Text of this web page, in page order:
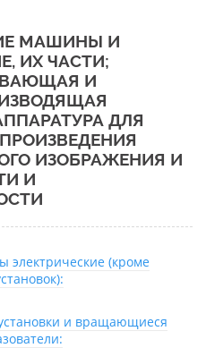
МАШИНЫ И
ИХ ЧАСТИ;
И
ДЛЯ
ИЗОБРАЖЕНИЯ И
И
электрические (кроме
и вращающиеся